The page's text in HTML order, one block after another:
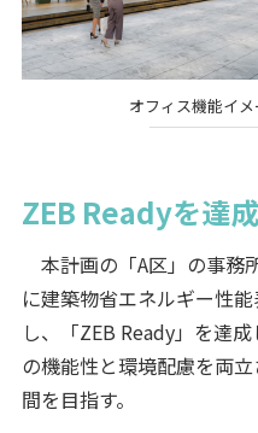
オフィス機能イメ
ZEB Readyを達成
本計画の「A区」の事務
に建築物省エネルギー性
し、「ZEB Ready」を達
の機能性と環境配慮を両
間を目指す。